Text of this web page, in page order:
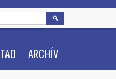
TAO ARCHÍV
KERESÉS: